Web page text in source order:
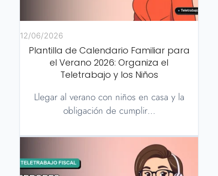
12/06/2026
Plantilla de Calendario Familiar para
el Verano 2026: Organiza el
Teletrabajo y los Niños
Llegar al verano con niños en casa y la
obligación de cumplir…